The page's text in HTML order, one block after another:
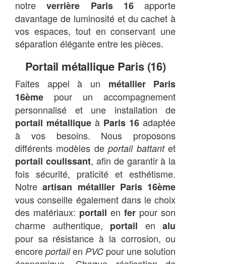
notreverrière Paris 16 apporte
davantage de luminosité et du cachet à
vos espaces, tout en conservant une
séparation élégante entre les pièces.
Portail métallique Paris (16)
Faites appel à un métallier Paris
16ème pour un accompagnement
personnalisé et une installation de
portail métallique à Paris 16 adaptée
à vos besoins. Nous proposons
différents modèles deportail battantet
portail coulissant, afin de garantir à la
fois sécurité, praticité et esthétisme.
Notreartisan métallier Paris 16ème
vous conseille également dans le choix
des matériaux: portail enfer pour son
charme authentique, portail enalu
pour sa résistance à la corrosion, ou
encoreportailen PVC pour une solution